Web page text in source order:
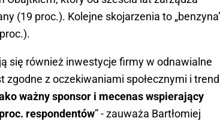
(19 proc.). Kolejne skojarzenia to
się również inwestycje firmy w odnawialne
zgodne z oczekiwaniami społecznymi i
ważny sponsor i mecenas wspierający
respondentów” - zauważa Bartłomiej